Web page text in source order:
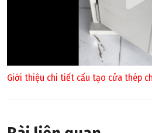
Giới thiệu chi tiết cấu tạo cửa thép